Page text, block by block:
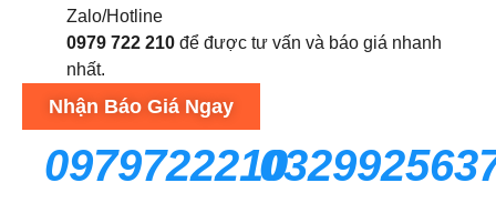
Zalo/Hotline
0979 722 210 để được tư vấn và báo giá nhanh
nhất.
Nhận Báo Giá Ngay
0979722210